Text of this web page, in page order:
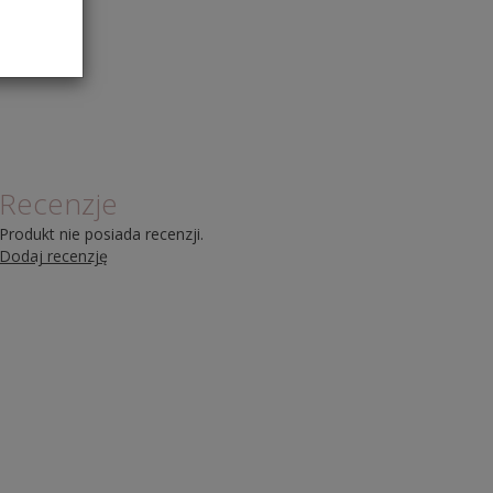
Recenzje
Produkt nie posiada recenzji.
Dodaj recenzję